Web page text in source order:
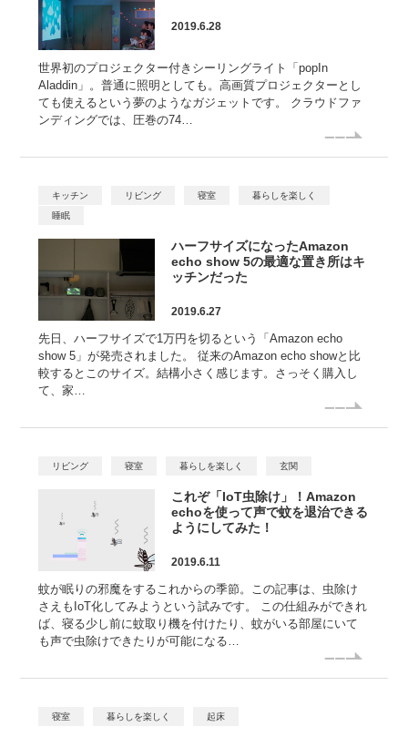
2019.6.28
世界初のプロジェクター付きシーリングライト「popIn
Aladdin」。普通に照明としても。高画質プロジェクターとし
ても使えるという夢のようなガジェットです。 クラウドファ
ンディングでは、圧巻の74…
キッチン リビング 寝室
暮らしを楽しく
睡眠
ハーフサイズになったAmazon
echo show 5の最適な置き所はキ
ッチンだった
2019.6.27
先日、ハーフサイズで1万円を切るという「Amazon echo
show 5」が発売されました。 従来のAmazon echo showと比
較するとこのサイズ。結構小さく感じます。さっそく購入し
て、家…
リビング 寝室 暮らしを楽しく 玄関
これぞ「IoT虫除け」！Amazon
echoを使って声で蚊を退治できる
ようにしてみた！
2019.6.11
蚊が眠りの邪魔をするこれからの季節。この記事は、虫除け
さえもIoT化してみようという試みです。 この仕組みができれ
ば、寝る少し前に蚊取り機を付けたり、蚊がいる部屋にいて
も声で虫除けできたりが可能になる…
寝室 暮らしを楽しく 起床